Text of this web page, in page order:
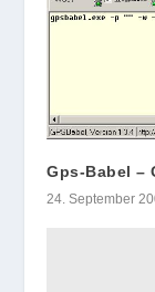
Gps-Babel –
24. September